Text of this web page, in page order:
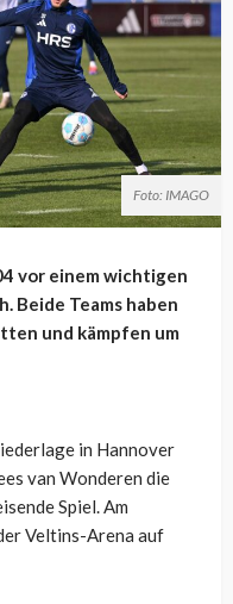
Foto: IMAGO
vor einem wichtigen
Beide Teams haben
und kämpfen um
in Hannover
van Wonderen die
Spiel. Am
Veltins-Arena auf